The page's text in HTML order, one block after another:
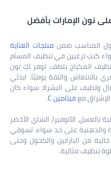
نون الإمارات بأفضل
المناسب ضمن منتجات العناية
كنتِ ترغبين في تنظيف المسام
المكياج بلطف، توفر لكِ نون
بالانتعاش والثقة يوميًا. ابدئي
ولطيف على البشرة، سواء كان
معفيتامين C .
الألوفيرا، الشاي الأخضر
والدهنية على حد سواء. تسوقي
من البارابين والكحول وحتى
تنظيف مثالية.